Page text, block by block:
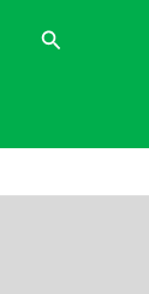
Поиск